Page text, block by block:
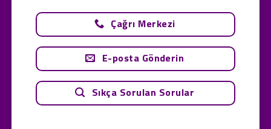
Çağrı Merkezi
E-posta Gönderin
Sıkça Sorulan Sorular